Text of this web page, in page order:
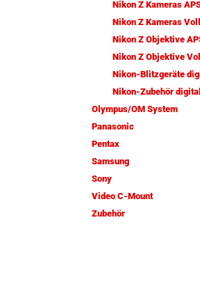
Nikon Z Kameras
Nikon Z Kameras
Nikon Z Objektive
Nikon Z Objektive
Nikon-Blitzgeräte
Nikon-Zubehör digital
Olympus/OM System
Panasonic
Pentax
Samsung
Sony
Video C-Mount
Zubehör